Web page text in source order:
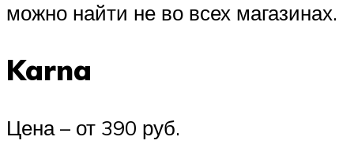
можно найти не во всех магазинах.
Karna
Цена – от 390 руб.